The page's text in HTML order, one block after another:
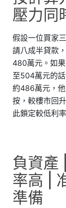
壓力同
假設一位買家
請八成半貸款
480萬元。如
至504萬元的
約486萬元，
按，較樓市回
此鎖定較低利
負資產
率高 |
準備